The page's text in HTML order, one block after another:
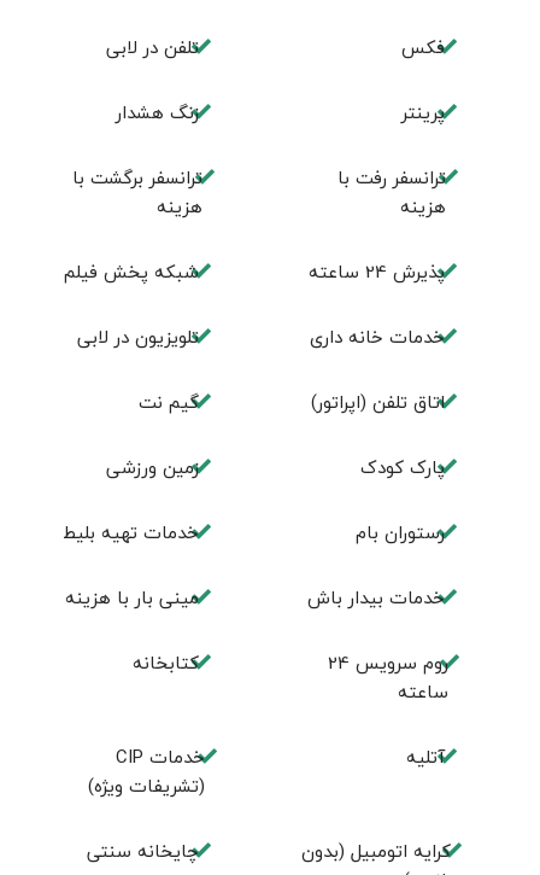
فكس تلفن در لابی
پرینتر زنگ هشدار
ترانسفر رفت با
هزینه
ترانسفر برگشت با
هزینه
پذیرش 24 ساعته شبکه پخش فیلم
خدمات خانه داری تلویزیون در لابی
اتاق تلفن (اپراتور) گیم نت
پارک کودک زمین ورزشی
رستوران بام خدمات تهيه بليط
خدمات بیدار باش مینی بار با هزینه
روم سرويس 24
ساعته
كتابخانه
آتلیه
خدمات CIP
(تشریفات ویژه)
کرایه اتومبیل (بدون
چايخانه سنتی